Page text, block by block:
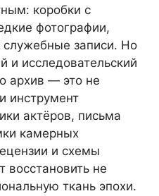
коробки с
фотографии,
записи. Но
и исследовательский
архив — это не
инструмент
актёров, письма
камерных
и схемы
восстановить не
ткань эпохи.